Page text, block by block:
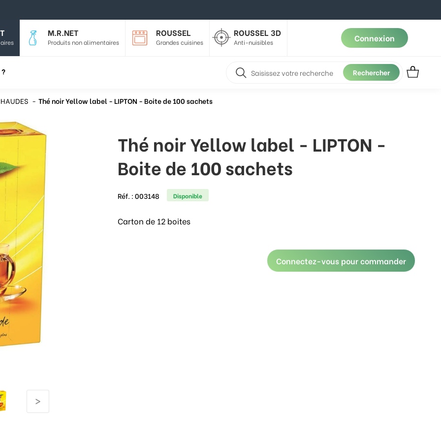
M.R.NET
Produits non alimentaires
ROUSSEL
Grandes cuisines
ROUSSEL 3D
Anti-nuisibles Connexion
Rechercher
Thé noir Yellow label - LIPTON - Boite de 100 sachets
>
Thé noir Yellow label - LIPTON -
Boite de 100 sachets
Réf. :003148 Disponible
Carton de 12 boites
Connectez-vous pour commander